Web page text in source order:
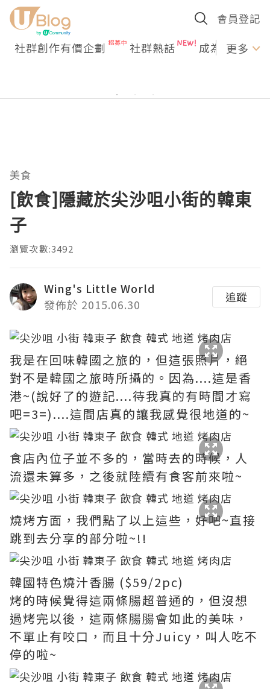
會員登記
社群創作有價企劃 社群熱話 成為U更多
美食
[飲食]隱藏於尖沙咀小街的韓東
子
瀏覽次數:3492
Wing's Little World
發佈於 2015.06.30
追蹤
我是在回味韓國之旅的，但這張照片，絕
對不是韓國之旅時所攝的。因為....這是香
港~(說好了的遊記....待我真的有時間才寫
吧=3=)....這間店真的讓我感覺很地道的~
食店內位子並不多的，當時去的時候，人
流還未算多，之後就陸續有食客前來啦~
燒烤方面，我們點了以上這些，好吧~直接
跳到去分享的部分啦~!!
韓國特色燒汁香腸 ($59/2pc)
烤的時候覺得這兩條腸超普通的，但沒想
過烤完以後，這兩條腸腸會如此的美味，
不單止有咬口，而且十分Juicy，叫人吃不
停的啦~